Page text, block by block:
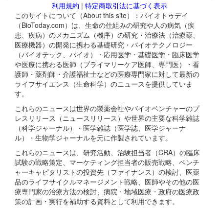
利用規約 | 特定商取引法に基づく表示
このサイトについて（About this site）：バイオトゥデイ
（BioToday.com）は、生命の仕組みの研究や人の病気（疾
患、疾病）のメカニズム（機序）の研究・治療法（治療薬、
医療機器）の開発に携わる基礎研究・バイオテクノロジー
（バイオテック、バイオ）・応用医学・基礎医学・臨床医学
や医療に携わる医師（プライマリーケア医師、専門医）・看
護師・薬剤師・介護福祉士などの医療専門家に対して最新の
ライフサイエンス（生命科学）のニュースを提供していま
す。
これらのニュースは世界の製薬会社やバイオベンチャーのプ
レスリリース（ニュースリリース）や世界の主要な科学雑誌
（科学ジャーナル）・医学雑誌（医学誌、医学ジャーナ
ル）・生物学ジャーナルを元に作製されています。
これらのニュースは、研究活動、治験担当者（CRA）の臨床
試験の戦略策定、マーケティング担当者の販売戦略、ベンチ
ャーキャピタリストの投資先（ファイナンス）の検討、医薬
品のライフサイクルマネージメント戦略、医師やその他の医
療専門家の治療方法の検討、病院・地域医療・政府の医療政
策の計画・実行を補助する資料として利用できます。